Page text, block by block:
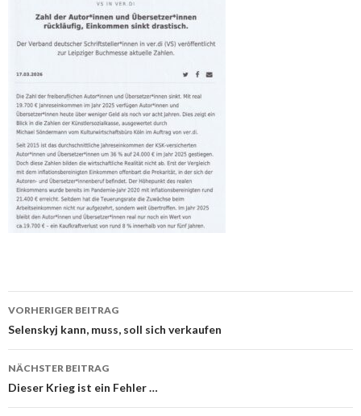
Beitrags-
Navigation
VORHERIGER BEITRAG
Selenskyj kann, muss, soll sich verkaufen
NÄCHSTER BEITRAG
Dieser Krieg ist ein Fehler …